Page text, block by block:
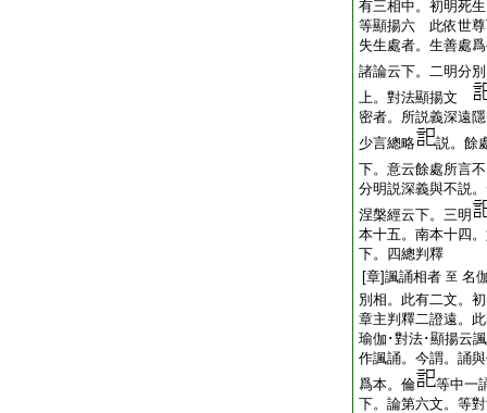
有三相中。初明死
等顯揚六 此依世
失生處者。生善處
諸論云下。二明分別
上。對法顯揚文
密者。所説義深遠
少言總略
説。餘
下。意云餘處所言
分明説深義與不説
涅槃經云下。三明
本十五。南本十四
下。四總判釋
[章]諷誦相者 至 名
別相。此有二文。
章主判釋二證遠。
瑜伽･對法･顯揚云
作諷誦。今謂。誦
爲本。倫
等中一
下。論第六文。等